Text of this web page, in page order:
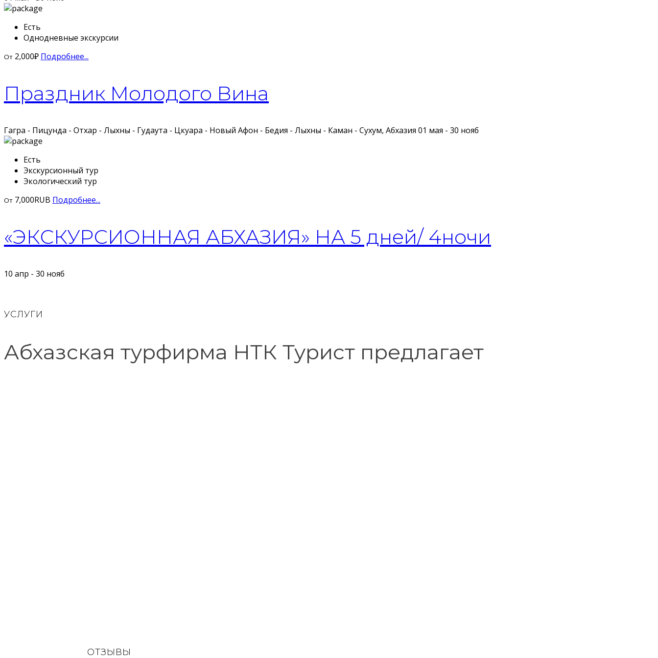
Есть
Однодневные экскурсии
От 2,000₽ Подробнее...
Праздник Молодого Вина
Гагра - Пицунда - Отхар - Лыхны - Гудаута - Цкуара - Новый Афон - Бедия - Лыхны - Каман - Сухум, Абхазия 01 мая - 30 нояб
Есть
Экскурсионный тур
Экологический тур
От 7,000RUB Подробнее...
«ЭКСКУРСИОННАЯ АБХАЗИЯ» НА 5 дней/ 4ночи
10 апр - 30 нояб
УСЛУГИ
Абхазская турфирма НТК Турист предлагает
ОТЗЫВЫ